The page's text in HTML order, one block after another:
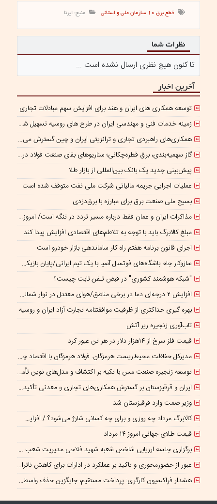
قطع برق ۱۰ سازمان ملی و استانی منبع: ایرنا
نظرات شما
تا کنون هیچ نظری ارسال نشده است ...
آخرین اخبار
توسعه همکاری های ایران و هند برای افزایش سهم مبادلات تجاری
زمینه خدمات فنی و مهندسی ایران در طرح های روسیه تسهیل شود/ جذب سرمایه‌گذاران روسی در معادن ایران
همکاری‌های راهبردی تجاری و ترانزیتی ایران و چین گسترش می یابد
گاز سهمیه‌بندی، برق قطره‌چکانی؛ سناریوهای بقای صنعت فولاد در برزخ ناترازی و ریسک‌های ژئوپلیتیک
پیش‌بینی جدید یک بانک بین‌المللی از بازار طلا
عملیات اجرایی جریمه مالیاتی شرکت ملی نفت متوقف شده است
بسیج ملی صنعت برق برای مبارزه با برق‌دزدی
مذاکرات ایران و عمان فقط درباره مسیر تردد در تنگه است/ امروز جایگاه بازدارندگی تنگه هرمز از بمب اتم هم بالاتر است
مبلغ کالابرگ باید با توجه به تلاطم‌های اقتصادی افزایش پیدا کند
اجرای قانون برنامه هفتم راه کار ساماندهی بازار خودرو است
سازوکار جام باشگاه‌های فوتسال آسیا با یک تیم ایرانی/پایان بازیکن قرضی؟
"شبکه هوشمند کشوری" در قبض تلفن ثابت چیست؟
افزایش ۲ درجه‌ای دما در برخی مناطق/هوای معتدل در نوار شمالی ایران
بهره گیری حداکثری از ظرفیت موافقتنامه تجارت آزاد ایران و روسیه
تاب‌آوری زنجیره زیر آتش
قیمت فلز سرخ از ۱۴هزار دلار در هر تن عبور کرد
مدیرکل حفاظت محیط‌زیست هرمزگان: فولاد هرمزگان با اقتصاد چرخشی، نگاه تازه‌ای به توسعه صنعت فولاد ارائه کرده است
توسعه زنجیره صنعت مس با تکیه بر اکتشاف و مدل‌های نوین تأمین مالی شتاب می‌گیرد
ایران و قرقیزستان بر گسترش همکاری‌های تجاری و معدنی تأکید کردند
وزیر صمت وارد قرقیزستان شد
کالابرگ مرداد چه روزی و برای چه کسانی شارژ می‌شود؟ / افزایش اعتبار یک میلیونی منتفی است؟
قیمت طلای جهانی امروز ۱۴ مرداد
برگزاری جلسه ارزیابی شاخص شعبه شهید فلاحی مدیریت شعب شرق تهران
عبور از حضورمحوری و تاکید بر عملکرد در ادارات برای کاهش ناترازی انرژی
هشدار فراکسیون کارگری: پرداخت مستقیم، جایگزین حذف واسطه‌ها نیست